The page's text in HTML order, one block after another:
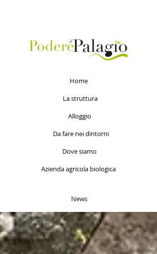
News
Azienda agricola biologica
Dove siamo
Da fare nei dintorni
Alloggio
La struttura
Home